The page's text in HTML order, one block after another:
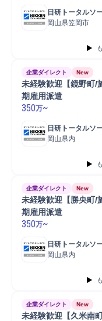
日研トータルソ
岡山県笠岡市
企業ダイレクト New
未経験歓迎【鏡野町/
期雇用派遣
350万~
日研トータルソ
岡山県内
企業ダイレクト New
未経験歓迎【勝央町/
期雇用派遣
350万~
日研トータルソ
岡山県内
企業ダイレクト New
未経験歓迎【久米南